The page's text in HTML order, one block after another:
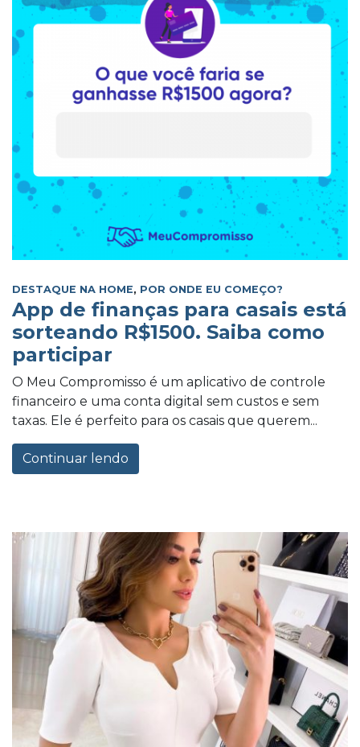
DESTAQUE NA HOME, POR ONDE EU COMEÇO?
App de finanças para casais está
sorteando R$1500. Saiba como
participar
O Meu Compromisso é um aplicativo de controle
financeiro e uma conta digital sem custos e sem
taxas. Ele é perfeito para os casais que querem...
Continuar lendo